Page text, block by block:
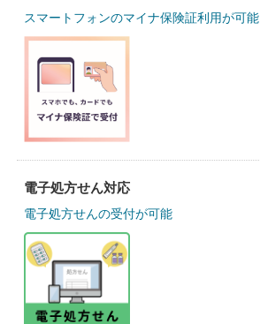
スマートフォンのマイナ保険証利用が可能
電子処方せん対応
電子処方せんの受付が可能